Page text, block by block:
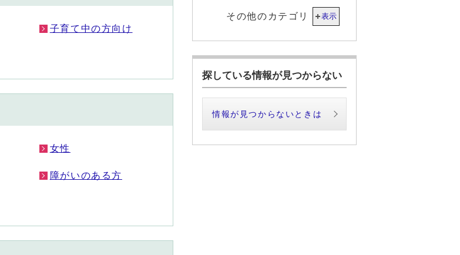
子育て中の方向け
女性
障がいのある方
その他のカテゴリ 表示
探している情報が見つからない
情報が見つからないときは